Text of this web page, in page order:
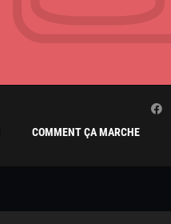
COMMENT ÇA MARCHE